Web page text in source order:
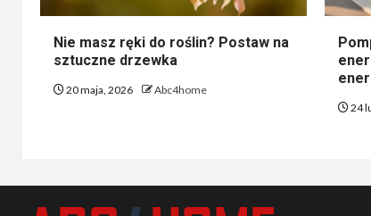
Nie masz ręki do roślin? Postaw na
sztuczne drzewka
20 maja, 2026 Abc4home
24